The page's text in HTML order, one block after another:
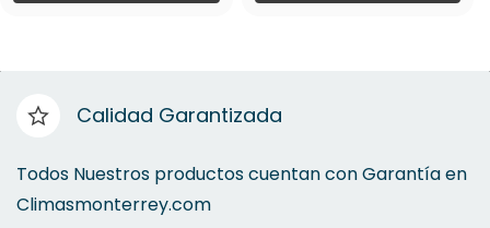
Calidad Garantizada
Todos Nuestros productos cuentan con Garantía en
Climasmonterrey.com